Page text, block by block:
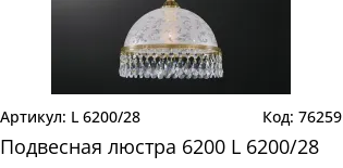
L 6200/28 76259
Подвесная люстра 6200 L 6200/28